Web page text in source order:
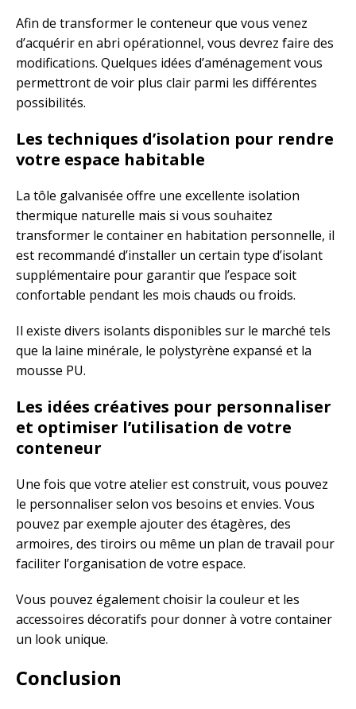
Afin de transformer le conteneur que vous venez
d’acquérir en abri opérationnel, vous devrez faire des
modifications. Quelques idées d’aménagement vous
permettront de voir plus clair parmi les différentes
possibilités.
Les techniques d’isolation pour rendre
votre espace habitable
La tôle galvanisée offre une excellente isolation
thermique naturelle mais si vous souhaitez
transformer le container en habitation personnelle, il
est recommandé d’installer un certain type d’isolant
supplémentaire pour garantir que l’espace soit
confortable pendant les mois chauds ou froids.
Il existe divers isolants disponibles sur le marché tels
que la laine minérale, le polystyrène expansé et la
mousse PU.
Les idées créatives pour personnaliser
et optimiser l’utilisation de votre
conteneur
Une fois que votre atelier est construit, vous pouvez
le personnaliser selon vos besoins et envies. Vous
pouvez par exemple ajouter des étagères, des
armoires, des tiroirs ou même un plan de travail pour
faciliter l’organisation de votre espace.
Vous pouvez également choisir la couleur et les
accessoires décoratifs pour donner à votre container
un look unique.
Conclusion